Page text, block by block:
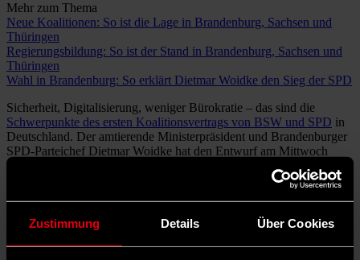
Zustimmung Details Über Cookies
Mehr zum Thema
Neue Koalitionen: So ist die Lage in Brandenburg, Sachsen und
Thüringen
Regierungsbildung: So ist der Stand in Brandenburg, Sachsen und
Thüringen
Wahl in Brandenburg: So erklärt Dietmar Woidke den Sieg der SPD
Sicherheit, Digitalisierung, weniger Bürokratie – das sind die
Schwerpunkte des ersten Koalitionsvertrags von BSW und SPD in
Deutschland. Der amtierende Ministerpräsident und Brandenburger
SPD-Parteichef Dietmar Woidke hat den Entwurf am Mittwoch
gemeinsam mit BSW-Fraktionschef Robert Crumbach in Potsdam
vorgestellt. Sie wollten das Land in den kommenden fünf Jahren
Stabilität, gerade in einer Zeit, in der viele Menschen der Meinung